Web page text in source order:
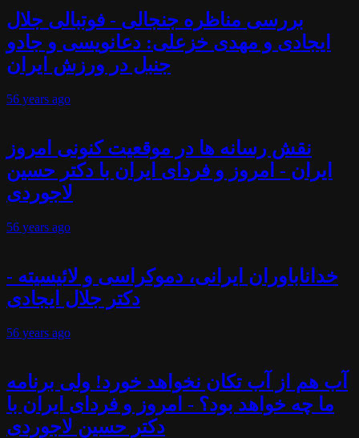
بررسی مناظره جنجالی - فوتبالی جلال
ایجادی و مهدی خزعلی: دعانویسی و جادو
جنبل در ورزش ایران
56 years ago
نقش رسانه ها در موقعیت کنونی امروز
ایران - امروز و فردای ایران با دکتر حسین
لاجوردی
56 years ago
خداناباوران ایرانی، دموکراسی و لائیسیته -
دکتر جلال ایجادی
56 years ago
آب هم از آب تکان نخواهد خورد! ولی برنامه
ما چه خواهد بود؟ - امروز و فردای ایران با
دکتر حسین لاجوردی